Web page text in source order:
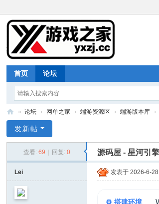
首页 论坛
戏
家
» 论坛 › 网单之家 › 端游资源区 › 端游版本库 ›
发新帖
查看: 69 回复: 0 源码屋 - 星河引
Lei 发表于 2026-6-
⚙️ 搭建环境